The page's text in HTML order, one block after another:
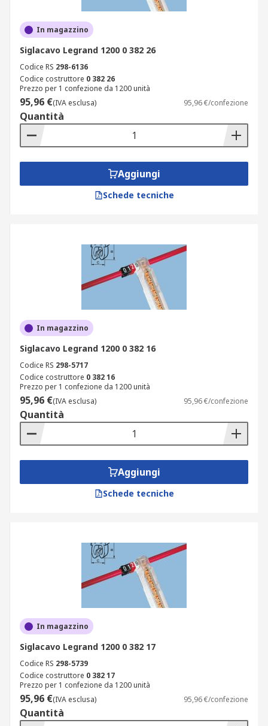
In magazzino
Siglacavo Legrand 1200 0 382 26
Codice RS 298-6136
Codice costruttore 0 382 26
Prezzo per 1 confezione da 1200 unità
95,96 €(IVA esclusa) 95,96 €/confezione
Quantità
Aggiungi
Schede tecniche
In magazzino
Siglacavo Legrand 1200 0 382 16
Codice RS 298-5717
Codice costruttore 0 382 16
Prezzo per 1 confezione da 1200 unità
95,96 €(IVA esclusa) 95,96 €/confezione
Quantità
Aggiungi
Schede tecniche
In magazzino
Siglacavo Legrand 1200 0 382 17
Codice RS 298-5739
Codice costruttore 0 382 17
Prezzo per 1 confezione da 1200 unità
95,96 €(IVA esclusa) 95,96 €/confezione
Quantità